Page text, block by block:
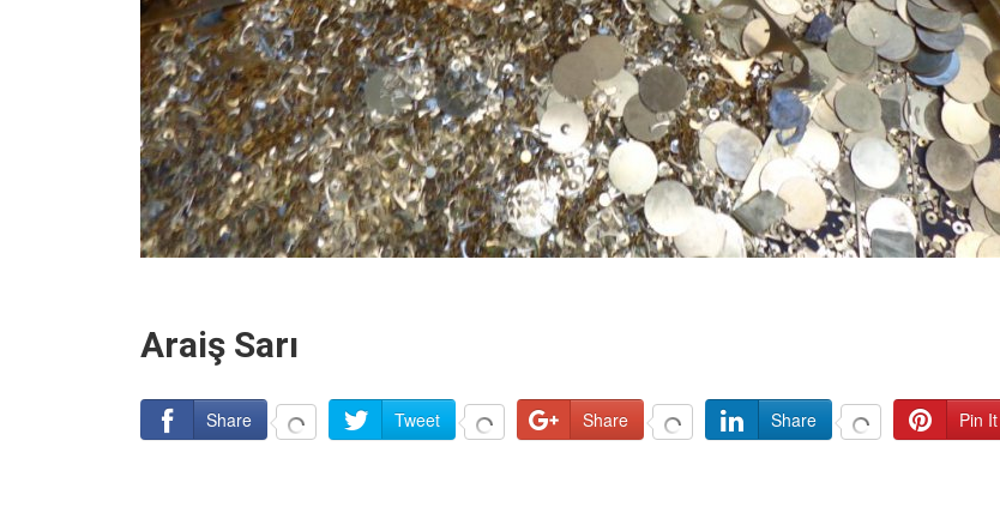
Araiş Sarı
Share Tweet Share Share Pin It